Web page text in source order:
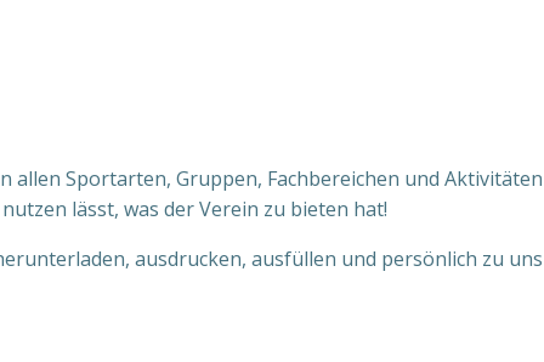
allen Sportarten, Gruppen, Fachbereichen und
lässt, was der Verein zu bieten hat!
ausdrucken, ausfüllen und persönlich zu